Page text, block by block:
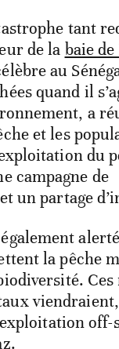
tant
de la baie
au
quand il
a
et les
du
campagne de
un partage
la pêche
Ces
off-